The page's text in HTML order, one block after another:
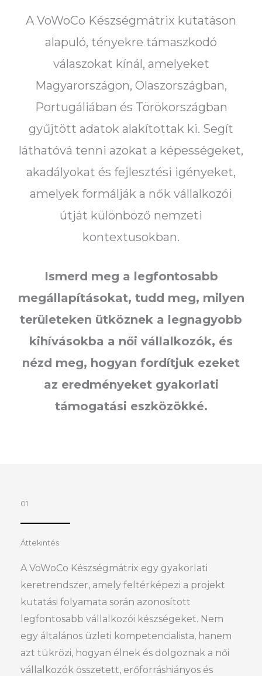
A VoWoCo Készségmátrix kutatáson
alapuló, tényekre támaszkodó
válaszokat kínál, amelyeket
Magyarországon, Olaszországban,
Portugáliában és Törökországban
gyűjtött adatok alakítottak ki. Segít
láthatóvá tenni azokat a képességeket,
akadályokat és fejlesztési igényeket,
amelyek formálják a nők vállalkozói
útját különböző nemzeti
kontextusokban.
Ismerd meg a legfontosabb
megállapításokat, tudd meg, milyen
területeken ütköznek a legnagyobb
kihívásokba a női vállalkozók, és
nézd meg, hogyan fordítjuk ezeket
az eredményeket gyakorlati
támogatási eszközökké.
01
Áttekintés
A VoWoCo Készségmátrix egy gyakorlati
keretrendszer, amely feltérképezi a projekt
kutatási folyamata során azonosított
legfontosabb vállalkozói készségeket. Nem
egy általános üzleti kompetencialista, hanem
azt tükrözi, hogyan élnek és dolgoznak a női
vállalkozók összetett, erőforráshiányos és